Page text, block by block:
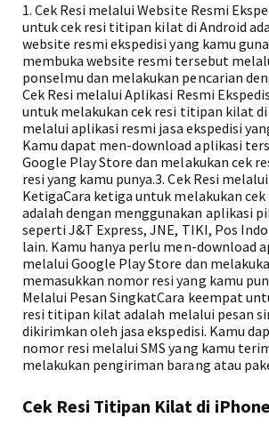
1. Cek Resi melalui Website Resmi
untuk cek resi titipan kilat di Android
website resmi ekspedisi yang kamu
membuka website resmi tersebut
ponselmu dan melakukan pencarian
Cek Resi melalui Aplikasi Resmi
untuk melakukan cek resi titipan kilat di
melalui aplikasi resmi jasa ekspedisi
Kamu dapat men-download aplikasi
Google Play Store dan melakukan cek
resi yang kamu punya.3. Cek Resi
KetigaCara ketiga untuk melakukan
adalah dengan menggunakan aplikasi
seperti J&T Express, JNE, TIKI, Pos
lain. Kamu hanya perlu men-download
melalui Google Play Store dan
memasukkan nomor resi yang kamu
Melalui Pesan SingkatCara keempat
resi titipan kilat adalah melalui pesan
dikirimkan oleh jasa ekspedisi. Kamu
nomor resi melalui SMS yang kamu
melakukan pengiriman barang atau
Cek Resi Titipan Kilat di iPhone